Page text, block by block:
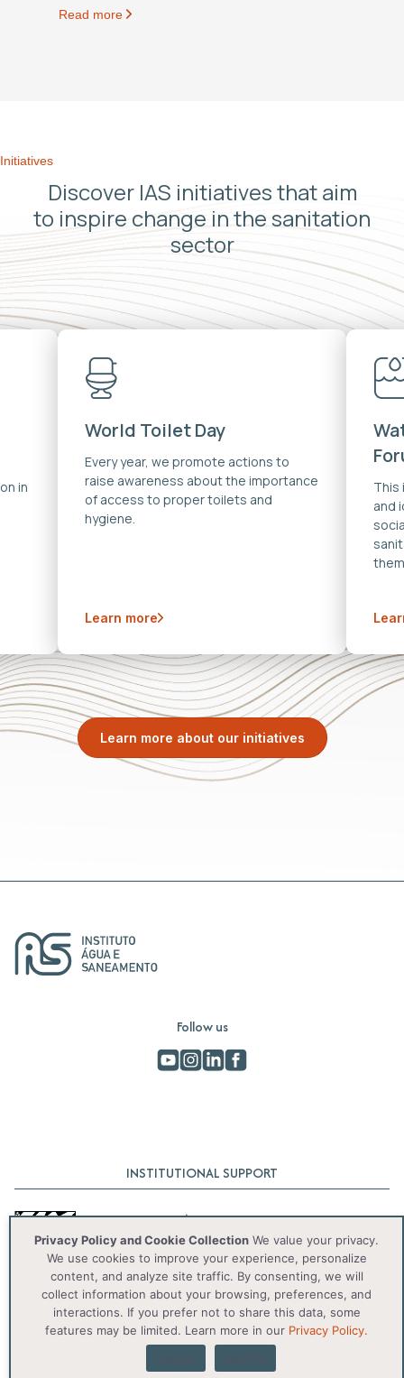
Read more
Initiatives
Discover IAS initiatives that aim
to inspire change in the sanitation
sector
in
World Toilet Day
Every year, we promote actions to
raise awareness about the importance
of access to proper toilets and
hygiene.
Learn more
This
and
Learn more about our initiatives
Follow us
INSTITUTIONAL SUPPORT
© 2025 IAS. Todos os direitos reservados.
Privacy Policy and Cookie Collection We value your privacy.
We use cookies to improve your experience, personalize
content, and analyze site traffic. By consenting, we will
collect information about your browsing, preferences, and
interactions. If you prefer not to share this data, some
features may be limited. Learn more in our Privacy Policy.